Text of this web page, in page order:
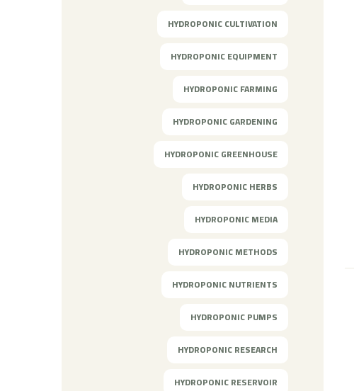
HYDROPONIC CULTIVATION
HYDROPONIC EQUIPMENT
HYDROPONIC FARMING
HYDROPONIC GARDENING
HYDROPONIC GREENHOUSE
HYDROPONIC HERBS
HYDROPONIC MEDIA
HYDROPONIC METHODS
HYDROPONIC NUTRIENTS
HYDROPONIC PUMPS
HYDROPONIC RESEARCH
HYDROPONIC RESERVOIR